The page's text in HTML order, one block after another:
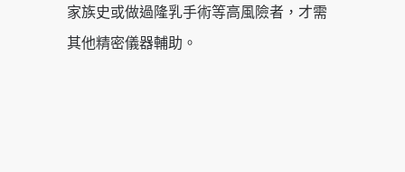
家族史或做過隆乳手術等高風險者，才需
其他精密儀器輔助。